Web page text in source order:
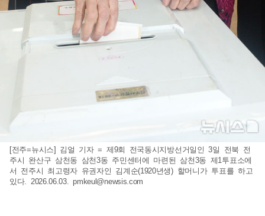
[전주=뉴시스] 김얼 기자 = 제9회 전국동시지방선거일인 3일 전북 전
주시 완산구 삼천동 삼천3동 주민센터에 마련된 삼천3동 제1투표소에
서 전주시 최고령자 유권자인 김계순(1920년생) 할머니가 투표를 하고
있다. 2026.06.03.pmkeul@newsis.com